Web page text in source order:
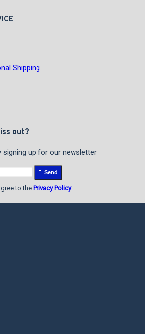
Shipping
out?
signing up for our newsletter
Send
to the Privacy Policy